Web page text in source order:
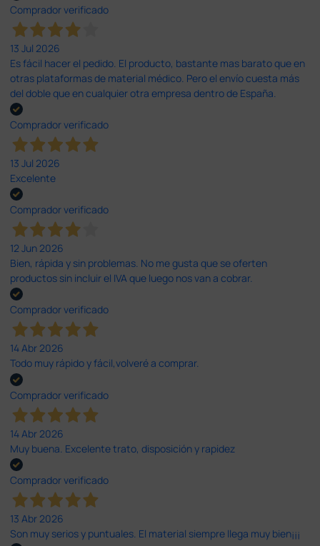
Comprador verificado
13 Jul 2026
Es fácil hacer el pedido. El producto, bastante mas barato que en
otras plataformas de material médico. Pero el envío cuesta más
del doble que en cualquier otra empresa dentro de España.
Comprador verificado
13 Jul 2026
Excelente
Comprador verificado
12 Jun 2026
Bien, rápida y sin problemas. No me gusta que se oferten
productos sin incluir el IVA que luego nos van a cobrar.
Comprador verificado
14 Abr 2026
Todo muy rápido y fácil,volveré a comprar.
Comprador verificado
14 Abr 2026
Muy buena. Excelente trato, disposición y rapidez
Comprador verificado
13 Abr 2026
Son muy serios y puntuales. El material siempre llega muy bien¡¡¡